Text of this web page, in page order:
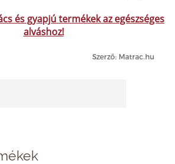
és gyapjú termékek az egészséges
alváshoz!
Szerző: Matrac.hu